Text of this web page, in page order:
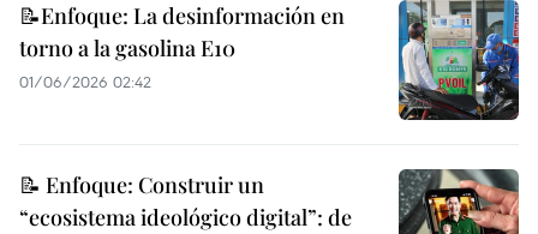
📝Enfoque: La desinformación en
torno a la gasolina E10
01/06/2026 02:42
📝 Enfoque: Construir un
“ecosistema ideológico digital”: de